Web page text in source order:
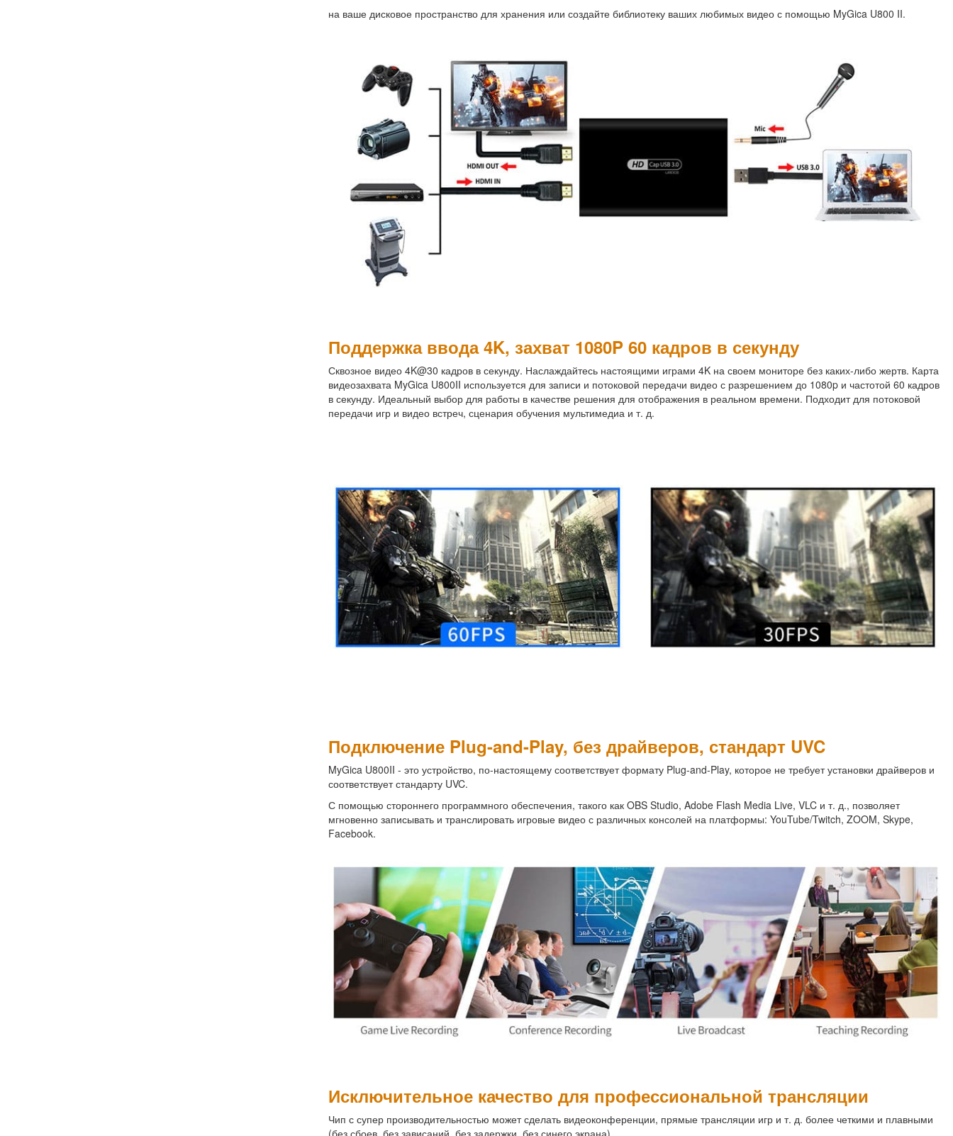
на ваше дисковое пространство для хранения или создайте библиотеку ваших любимых видео с помощью MyGica U800 II.
Поддержка ввода 4K, захват 1080P 60 кадров в секунду
Сквозное видео 4K@30 кадров в секунду. Наслаждайтесь настоящими играми 4K на своем мониторе без каких-либо жертв. Карта
видеозахвата MyGica U800II используется для записи и потоковой передачи видео с разрешением до 1080p и частотой 60 кадров
в секунду. Идеальный выбор для работы в качестве решения для отображения в реальном времени. Подходит для потоковой
передачи игр и видео встреч, сценария обучения мультимедиа и т. д.
Подключение Plug-and-Play, без драйверов, стандарт UVC
MyGica U800II - это устройство, по-настоящему соответствует формату Plug-and-Play, которое не требует установки драйверов и
соответствует стандарту UVC.
С помощью стороннего программного обеспечения, такого как OBS Studio, Adobe Flash Media Live, VLC и т. д., позволяет
мгновенно записывать и транслировать игровые видео с различных консолей на платформы: YouTube/Twitch, ZOOM, Skype,
Facebook.
Исключительное качество для профессиональной трансляции
Чип с супер производительностью может сделать видеоконференции, прямые трансляции игр и т. д. более четкими и плавными
(без сбоев, без зависаний, без задержки, без синего экрана)